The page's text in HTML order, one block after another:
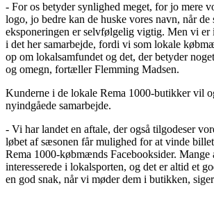
- For os betyder synlighed meget, for jo mere
logo, jo bedre kan de huske vores navn, når de
eksponeringen er selvfølgelig vigtig. Men vi er
i det her samarbejde, fordi vi som lokale
op om lokalsamfundet og det, der betyder
og omegn, fortæller Flemming Madsen.
Kunderne i de lokale Rema 1000-butikker vil
nyindgåede samarbejde.
- Vi har landet en aftale, der også tilgodeser
løbet af sæsonen får mulighed for at vinde
Rema 1000-købmænds Facebooksider. Mange
interesserede i lokalsporten, og det er altid et
en god snak, når vi møder dem i butikken,